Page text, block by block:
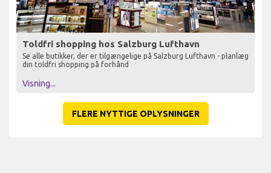
Toldfri shopping hos Salzburg Lufthavn
Se alle butikker, der er tilgængelige på Salzburg Lufthavn - planlæg
din toldfri shopping på forhånd
Visning...
FLERE NYTTIGE OPLYSNINGER